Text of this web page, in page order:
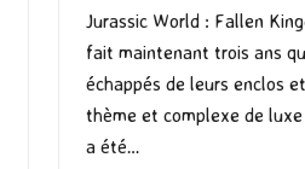
by
Jurassic World : Fallen
fait maintenant trois ans
échappés de leurs enclos
thème et complexe de
a été…